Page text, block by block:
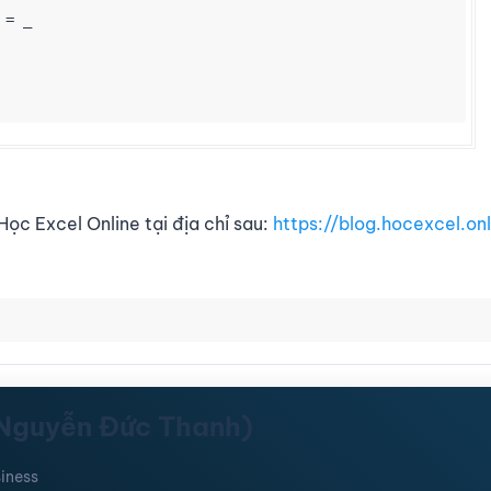
_
Excel Online tại địa chỉ sau: https://